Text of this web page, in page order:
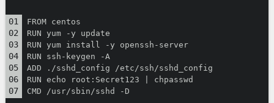
FROM centos
RUN yum -y update
RUN yum install -y openssh-server
RUN ssh-keygen -A
ADD ./sshd_config /etc/ssh/sshd_config
RUN echo root:Secret123 | chpasswd
CMD /usr/sbin/sshd -D